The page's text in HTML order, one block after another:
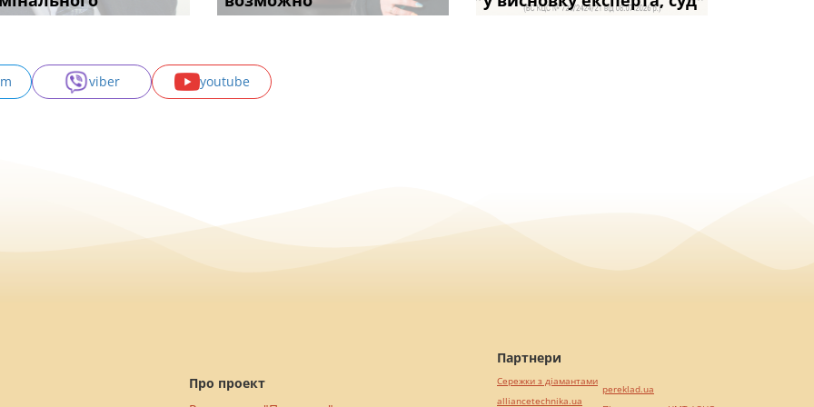
viber youtube
Про проект
Партнери
Сережки з діамантами
alliancetechnika.ua
pereklad.ua